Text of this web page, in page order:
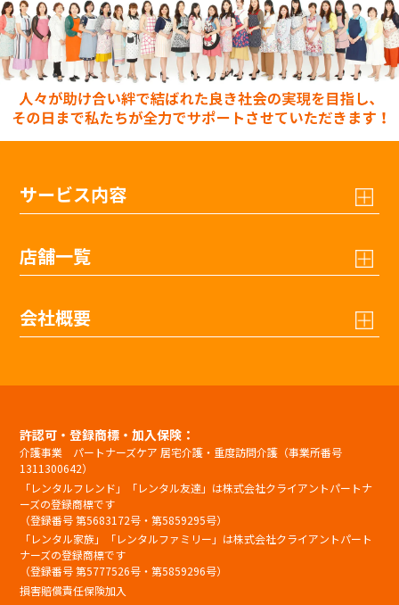
サービス内容
店舗一覧
会社概要
許認可・登録商標・加入保険：
介護事業 パートナーズケア 居宅介護・重度訪問介護（事業所番号
1311300642）
「レンタルフレンド」「レンタル友達」は株式会社クライアントパートナ
ーズの登録商標です
（登録番号 第5683172号・第5859295号）
「レンタル家族」「レンタルファミリー」は株式会社クライアントパート
ナーズの登録商標です
（登録番号 第5777526号・第5859296号）
損害賠償責任保険加入